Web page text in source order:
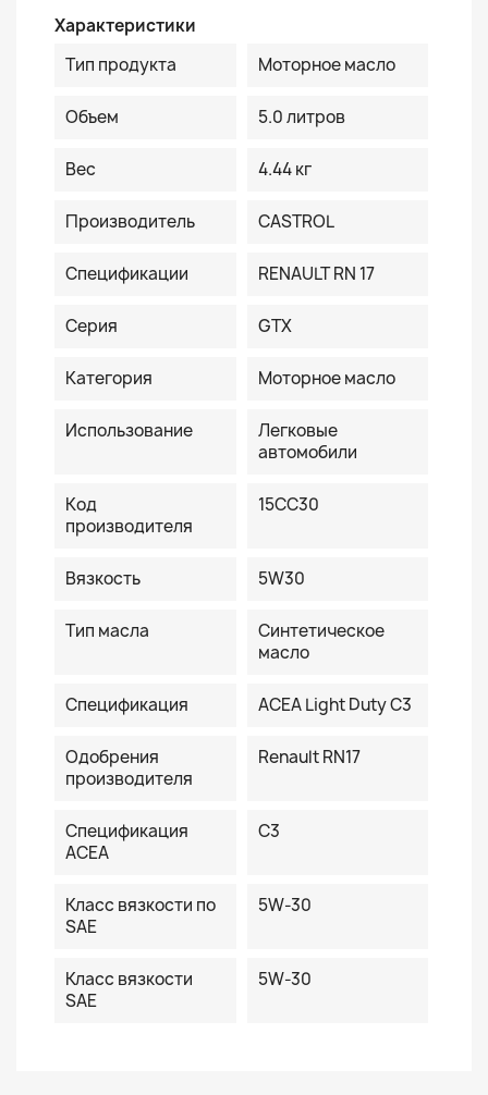
Характеристики
Тип продукта
Моторное масло
Объем 5.0 литров
Вес 4.44 кг
Производитель CASTROL
Спецификации RENAULT RN 17
Серия GTX
Категория Моторное масло
Использование
Легковые
автомобили
Код
производителя
15CC30
Вязкость 5W30
Тип масла
Синтетическое
масло
Спецификация ACEA Light Duty C3
Одобрения
производителя
Renault RN17
Спецификация
ACEA
C3
Класс вязкости по
SAE
5W-30
Класс вязкости
SAE
5W-30